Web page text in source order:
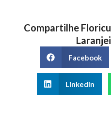
Compartilhe
Facebook
LinkedIn